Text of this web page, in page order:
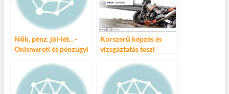
k
Nők, pénz, jól-lét…-
Önismereti és pénzügyi
képzés
Korszerű képzés és
vizsgáztatás teszi
motorozást